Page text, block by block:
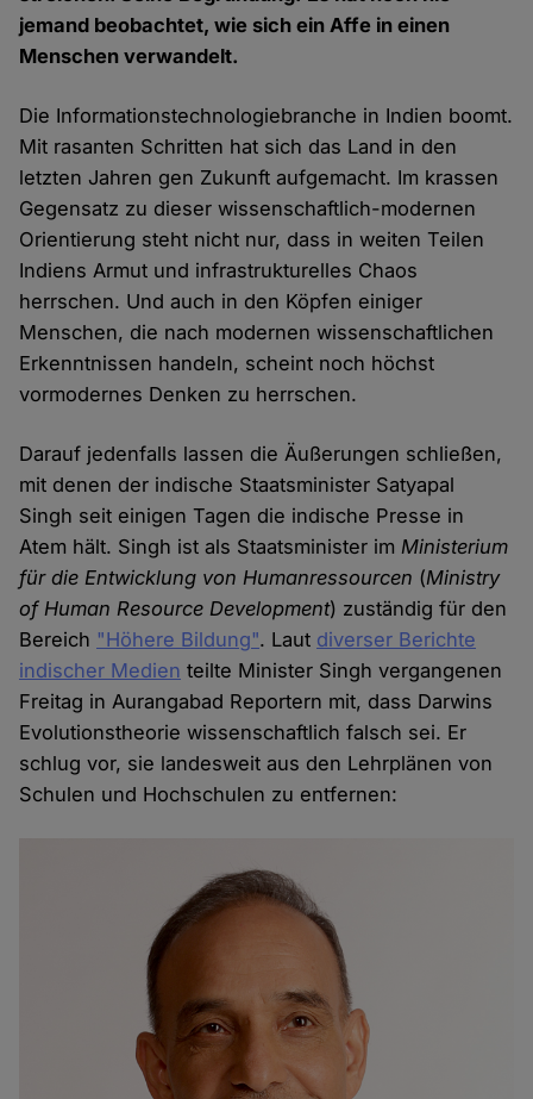
jemand beobachtet, wie sich ein Affe in einen
Menschen verwandelt.
Die Informationstechnologiebranche in Indien boomt.
Mit rasanten Schritten hat sich das Land in den
letzten Jahren gen Zukunft aufgemacht. Im krassen
Gegensatz zu dieser wissenschaftlich-modernen
Orientierung steht nicht nur, dass in weiten Teilen
Indiens Armut und infrastrukturelles Chaos
herrschen. Und auch in den Köpfen einiger
Menschen, die nach modernen wissenschaftlichen
Erkenntnissen handeln, scheint noch höchst
vormodernes Denken zu herrschen.
Darauf jedenfalls lassen die Äußerungen schließen,
mit denen der indische Staatsminister Satyapal
Singh seit einigen Tagen die indische Presse in
Atem hält. Singh ist als Staatsminister imMinisterium
für die Entwicklung von Humanressourcen (Ministry
of Human Resource Development) zuständig für den
Bereich "Höhere Bildung". Laut diverser Berichte
indischer Medien teilte Minister Singh vergangenen
Freitag in Aurangabad Reportern mit, dass Darwins
Evolutionstheorie wissenschaftlich falsch sei. Er
schlug vor, sie landesweit aus den Lehrplänen von
Schulen und Hochschulen zu entfernen: